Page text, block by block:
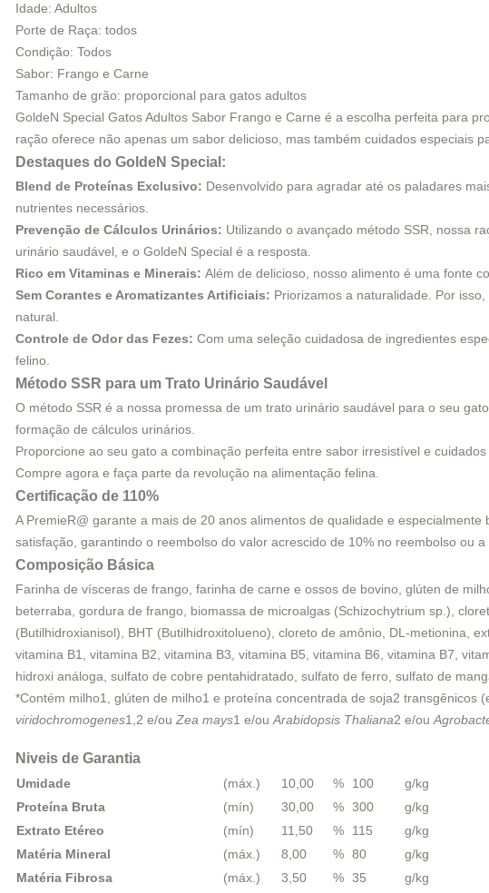
Idade: Adultos
Porte de Raça: todos
Condição: Todos
Sabor: Frango e Carne
Tamanho de grão: proporcional para gatos adultos
GoldeN Special Gatos Adultos Sabor Frango e Carne é a escolha perfeita para
ração oferece não apenas um sabor delicioso, mas também cuidados especiais
Destaques do GoldeN Special:
Blend de Proteínas Exclusivo: Desenvolvido para agradar até os paladares
nutrientes necessários.
Prevenção de Cálculos Urinários: Utilizando o avançado método SSR, nossa
urinário saudável, e o GoldeN Special é a resposta.
Rico em Vitaminas e Minerais: Além de delicioso, nosso alimento é uma fonte
Sem Corantes e Aromatizantes Artificiais: Priorizamos a naturalidade. Por
natural.
Controle de Odor das Fezes: Com uma seleção cuidadosa de ingredientes
felino.
Método SSR para um Trato Urinário Saudável
O método SSR é a nossa promessa de um trato urinário saudável para o seu
formação de cálculos urinários.
Proporcione ao seu gato a combinação perfeita entre sabor irresistível e
Compre agora e faça parte da revolução na alimentação felina.
Certificação de 110%
A PremieR@ garante a mais de 20 anos alimentos de qualidade e
satisfação, garantindo o reembolso do valor acrescido de 10% no reembolso ou
Composição Básica
Farinha de vísceras de frango, farinha de carne e ossos de bovino, glúten de
beterraba, gordura de frango, biomassa de microalgas (Schizochytrium sp.),
(Butilhidroxianisol), BHT (Butilhidroxitolueno), cloreto de amônio, DL-metionina,
vitamina B1, vitamina B2, vitamina B3, vitamina B5, vitamina B6, vitamina B7,
hidroxi análoga, sulfato de cobre pentahidratado, sulfato de ferro, sulfato de
*Contém milho1, glúten de milho1 e proteína concentrada de soja2 transgênicos
viridochromogenes1,2 e/ou Zea mays1 e/ou Arabidopsis Thaliana2 e/ou
Niveis de Garantia
Umidade (máx.) 10,00 % 100
g/kg
Proteína Bruta
(mín) 30,00 % 300
g/kg
Extrato Etéreo
(mín) 11,50 % 115
g/kg
Matéria Mineral
(máx.) 8,00 % 80
g/kg
Matéria Fibrosa
(máx.) 3,50 % 35
g/kg